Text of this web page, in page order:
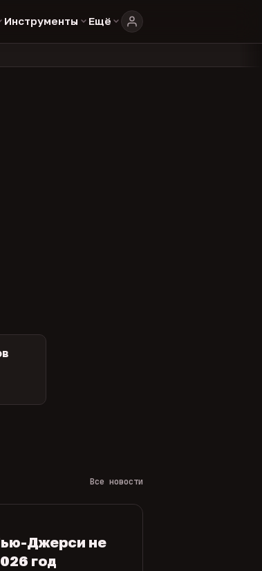
Инструменты Ещё
Все новости
Джерси не
год